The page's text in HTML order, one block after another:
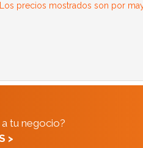
precios mostrados son por
tu negocio?
>